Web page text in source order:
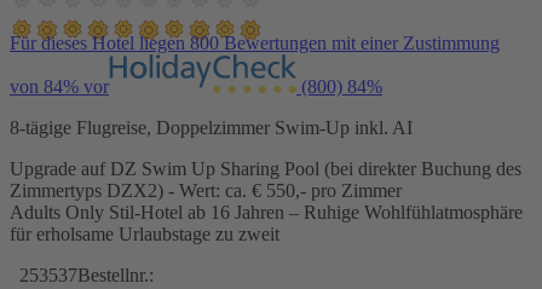
Für dieses Hotel liegen 800 Bewertungen mit einer Zustimmung
von 84% vor (800) 84%
8-tägige Flugreise, Doppelzimmer Swim-Up inkl. AI
Upgrade auf DZ Swim Up Sharing Pool (bei direkter Buchung des
Zimmertyps DZX2) - Wert: ca. € 550,- pro Zimmer
Adults Only Stil-Hotel ab 16 Jahren – Ruhige Wohlfühlatmosphäre
für erholsame Urlaubstage zu zweit
253537Bestellnr.: